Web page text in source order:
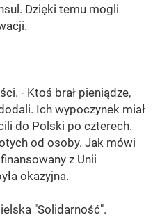
Dzięki temu mogli
- Ktoś brał pieniądze,
Ich wypoczynek miał
do Polski po czterech.
od osoby. Jak mówi
z Unii
okazyjna.
"Solidarność".